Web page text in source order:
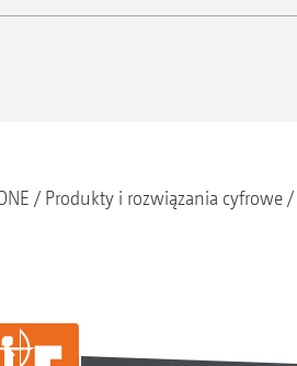
Produkty i rozwiązania cyfrowe